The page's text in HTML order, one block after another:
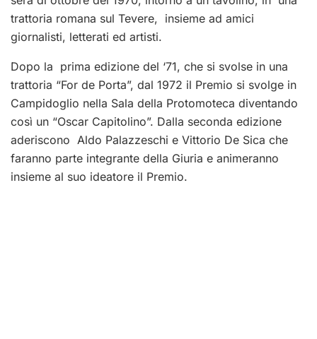
trattoria romana sul Tevere, insieme ad amici
giornalisti, letterati ed artisti.
Dopo la prima edizione del ‘71, che si svolse in una
trattoria “For de Porta”, dal 1972 il Premio si svolge in
Campidoglio nella Sala della Protomoteca diventando
così un “Oscar Capitolino”. Dalla seconda edizione
aderiscono Aldo Palazzeschi e Vittorio De Sica che
faranno parte integrante della Giuria e animeranno
insieme al suo ideatore il Premio.